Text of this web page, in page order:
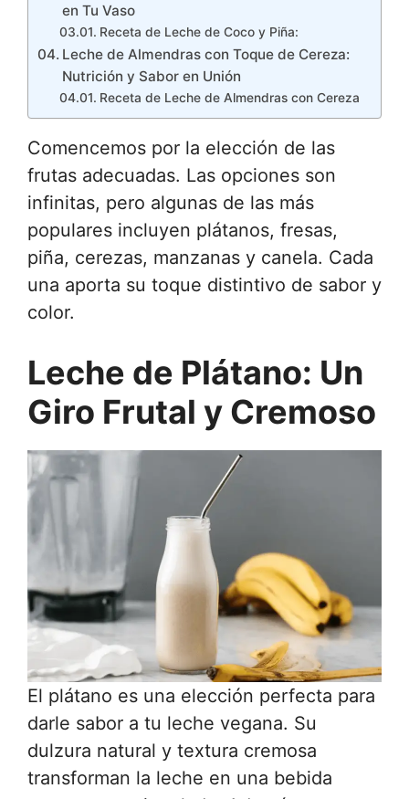
en Tu Vaso
Receta de Leche de Coco y Piña:
Leche de Almendras con Toque de Cereza:
Nutrición y Sabor en Unión
Receta de Leche de Almendras con Cereza
Comencemos por la elección de las
frutas adecuadas. Las opciones son
infinitas, pero algunas de las más
populares incluyen plátanos, fresas,
piña, cerezas, manzanas y canela. Cada
una aporta su toque distintivo de sabor y
color.
Leche de Plátano: Un
Giro Frutal y Cremoso
El plátano es una elección perfecta para
darle sabor a tu leche vegana. Su
dulzura natural y textura cremosa
transforman la leche en una bebida